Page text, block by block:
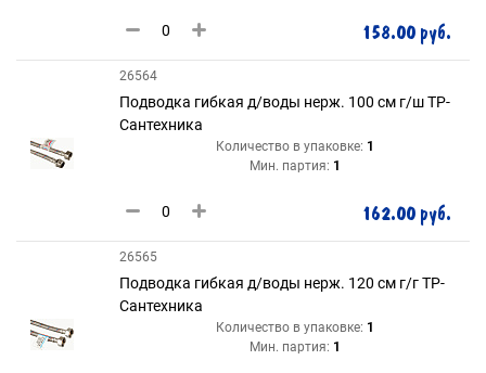
158.00 руб.
26564
Подводка гибкая д/воды нерж. 100 см г/ш ТР-
Сантехника
Количество в упаковке: 1
Мин. партия: 1
162.00 руб.
26565
Подводка гибкая д/воды нерж. 120 см г/г ТР-
Сантехника
Количество в упаковке: 1
Мин. партия: 1